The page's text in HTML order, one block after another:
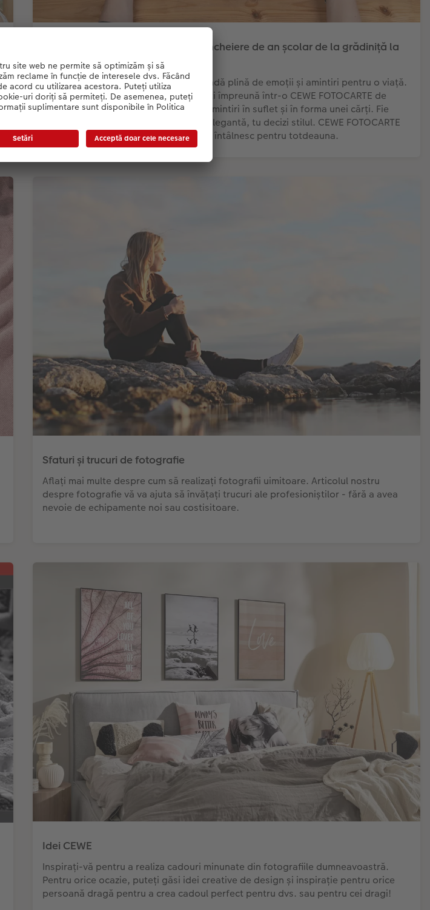
CEWE FOTOCĂRȚI de Absolvire și încheiere de an școlar de la grădiniță la
școală & liceu
Anii de la grădiniță și școală - o perioadă plină de emoții și amintiri pentru o viață.
Colectează fotografiile anilor petrecuți împreună într-o CEWE FOTOCARTE de
absolvire și veți purta cu toții aceste amintiri în suflet și în forma unei cărți. Fie
această fotocarte una amuzantă sau elegantă, tu decizi stilul. CEWE FOTOCARTE
este locul unde amintirile și bucuria se întâlnesc pentru totdeauna.
Sfaturi și trucuri de fotografie
Aflați mai multe despre cum să realizați fotografii uimitoare. Articolul nostru
despre fotografie vă va ajuta să învățați trucuri ale profesioniștilor - fără a avea
nevoie de echipamente noi sau costisitoare.
Idei CEWE
Inspirați-vă pentru a realiza cadouri minunate din fotografiile dumneavoastră.
Pentru orice ocazie, puteți găsi idei creative de design și inspirație pentru orice
persoană dragă pentru a crea cadoul perfect pentru dvs. sau pentru cei dragi!